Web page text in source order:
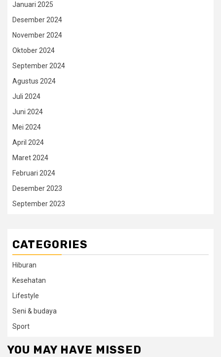
Januari 2025
Desember 2024
November 2024
Oktober 2024
September 2024
Agustus 2024
Juli 2024
Juni 2024
Mei 2024
April 2024
Maret 2024
Februari 2024
Desember 2023
September 2023
CATEGORIES
Hiburan
Kesehatan
Lifestyle
Seni & budaya
Sport
YOU MAY HAVE MISSED